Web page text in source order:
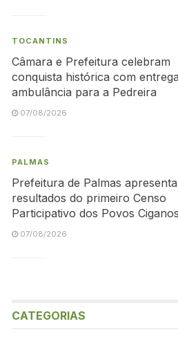
TOCANTINS
Câmara e Prefeitura celebram
conquista histórica com
ambulância para a Pedreira
07/08/2026
PALMAS
Prefeitura de Palmas apresenta
resultados do primeiro Censo
Participativo dos Povos Ciganos
07/08/2026
CATEGORIAS